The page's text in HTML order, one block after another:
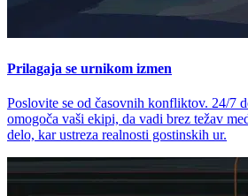
Prilagaja se urnikom izmen
Poslovite se od časovnih konfliktov. 24/7
omogoča vaši ekipi, da vadi brez težav
delo, kar ustreza realnosti gostinskih ur.